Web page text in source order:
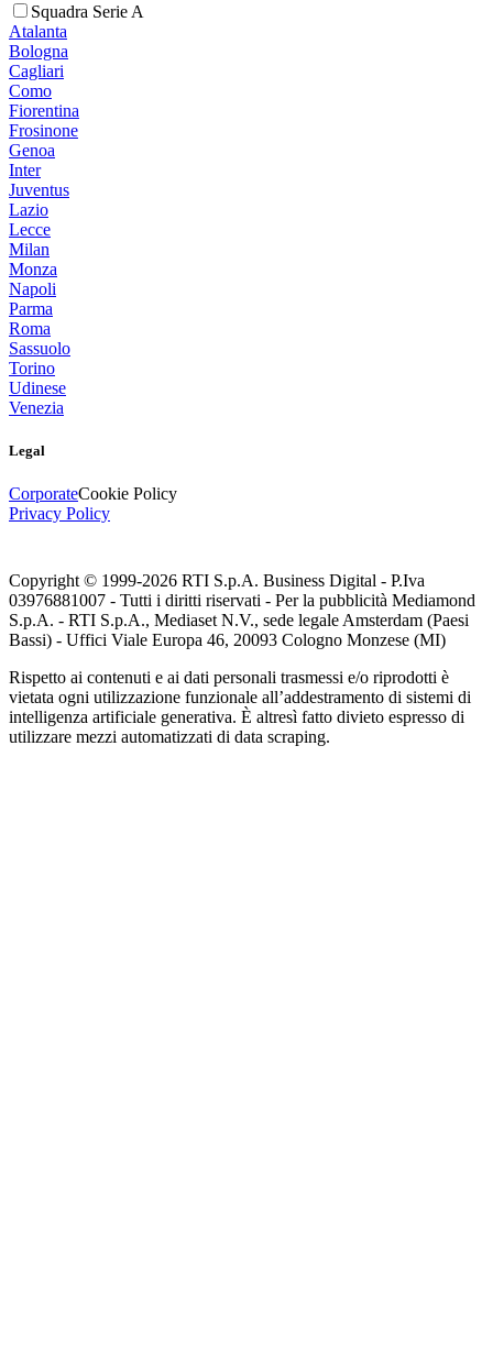
Squadra Serie A
Atalanta
Bologna
Cagliari
Como
Fiorentina
Frosinone
Genoa
Inter
Juventus
Lazio
Lecce
Milan
Monza
Napoli
Parma
Roma
Sassuolo
Torino
Udinese
Venezia
Legal
CorporateCookie Policy
Privacy Policy
Copyright © 1999-2026 RTI S.p.A. Business Digital - P.Iva
03976881007 - Tutti i diritti riservati - Per la pubblicità Mediamond
S.p.A. - RTI S.p.A., Mediaset N.V., sede legale Amsterdam (Paesi
Bassi) - Uffici Viale Europa 46, 20093 Cologno Monzese (MI)
Rispetto ai contenuti e ai dati personali trasmessi e/o riprodotti è
vietata ogni utilizzazione funzionale all’addestramento di sistemi di
intelligenza artificiale generativa. È altresì fatto divieto espresso di
utilizzare mezzi automatizzati di data scraping.